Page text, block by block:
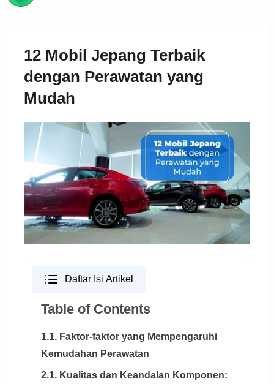
12 Mobil Jepang Terbaik
dengan Perawatan yang
Mudah
Daftar Isi Artikel
Table of Contents
1.1. Faktor-faktor yang Mempengaruhi
Kemudahan Perawatan
2.1. Kualitas dan Keandalan Komponen: